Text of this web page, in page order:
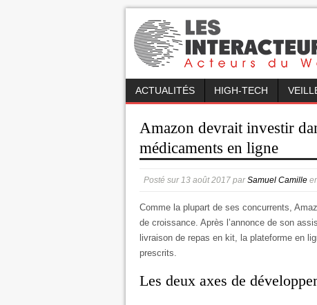
ACTUALITÉS HIGH-TECH
Amazon devrait investir
médicaments en ligne
Posté sur13 août 2017 parSamuel Camille
Comme la plupart de ses concurrents,
de croissance. Après l’annonce de son
livraison de repas en kit, la plateforme en
prescrits.
Les deux axes de